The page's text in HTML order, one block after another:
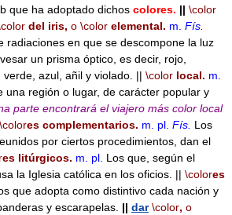
que ha adoptado dichos colores. || \color
del iris, o \color elemental. m. Fís.
radiaciones en que se descompone la luz
un prisma óptico, es decir, rojo,
azul, añil y violado. || \color local. m.
una región o lugar, de carácter popular y
parte encontrará el viajero más color local
\colores complementarios. m. pl. Fís. Los
por ciertos procedimientos, dan el
es litúrgicos. m. pl. Los que, según el
la Iglesia católica en los oficios. || \colores
que adopta como distintivo cada nación y
y escarapelas. || dar \color, o